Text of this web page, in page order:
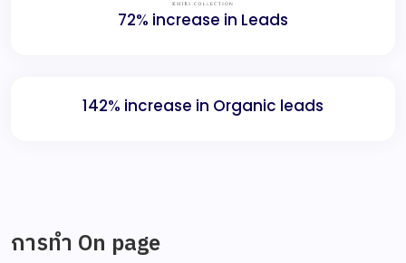
72% increase in Leads
142% increase in Organic leads
การทำ On page